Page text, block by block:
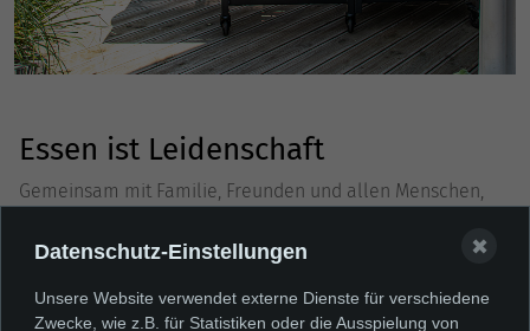
Essen ist Leidenschaft
Gemeinsam mit Familie, Freunden und allen Menschen,
Datenschutz-Einstellungen
Unsere Website verwendet externe Dienste für verschiedene
Zwecke, wie z.B. für Statistiken oder die Ausspielung von
✖